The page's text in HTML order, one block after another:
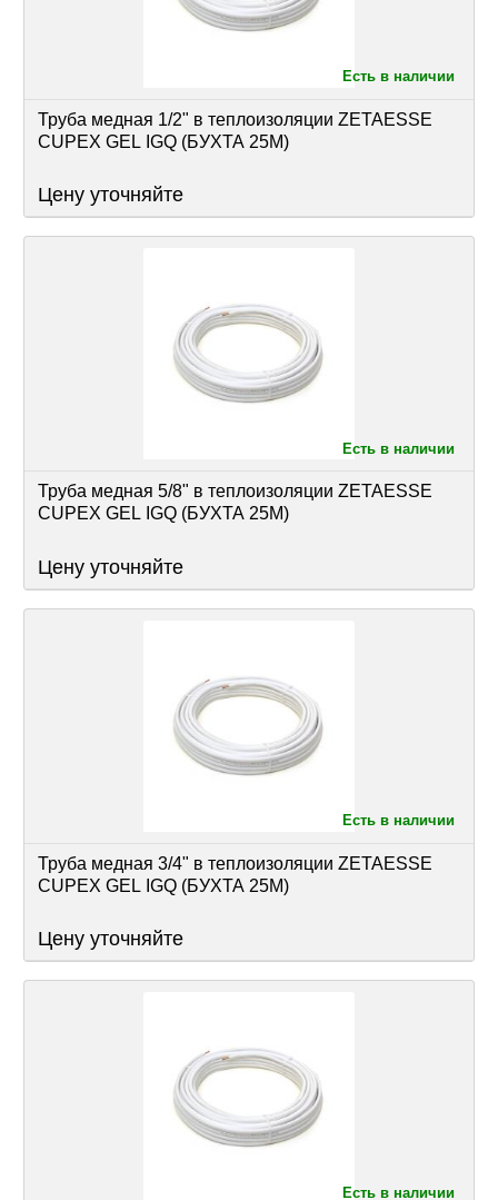
Есть в наличии
Труба медная 1/2" в теплоизоляции ZETAESSE
CUPEX GEL IGQ (БУХТА 25М)
Цену уточняйте
Есть в наличии
Труба медная 5/8" в теплоизоляции ZETAESSE
CUPEX GEL IGQ (БУХТА 25М)
Цену уточняйте
Есть в наличии
Труба медная 3/4" в теплоизоляции ZETAESSE
CUPEX GEL IGQ (БУХТА 25М)
Цену уточняйте
Есть в наличии